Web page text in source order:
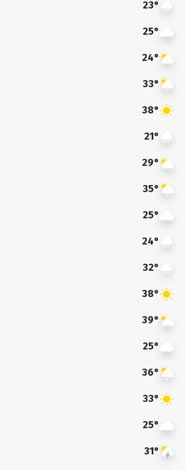
23°
25°
24°
33°
38°
21°
29°
35°
25°
24°
32°
38°
39°
25°
36°
33°
25°
31°